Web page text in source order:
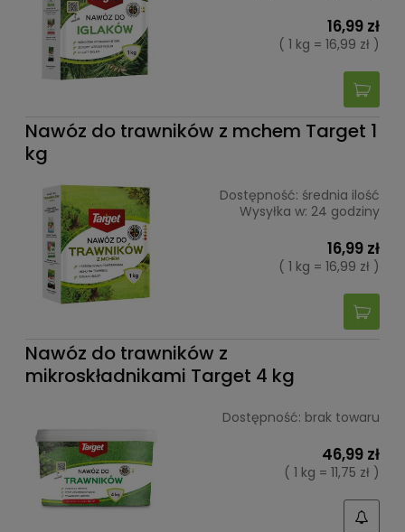
16,99 zł
( 1 kg = 16,99 zł )
Nawóz do trawników z mchem Target 1
kg
Dostępność: średnia ilość
Wysyłka w: 24 godziny
16,99 zł
( 1 kg = 16,99 zł )
Nawóz do trawników z
mikroskładnikami Target 4 kg
Dostępność: brak towaru
46,99 zł
( 1 kg = 11,75 zł )